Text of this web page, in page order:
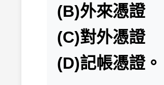
(B)外來憑證
(C)對外憑證
(D)記帳憑證。